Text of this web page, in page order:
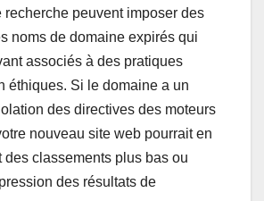
recherche peuvent imposer des
noms de domaine expirés qui
associés à des pratiques
éthiques. Si le domaine a un
des directives des moteurs
nouveau site web pourrait en
des classements plus bas ou
des résultats de